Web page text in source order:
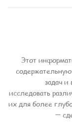
Этот
задач
исследовать
их для более
—